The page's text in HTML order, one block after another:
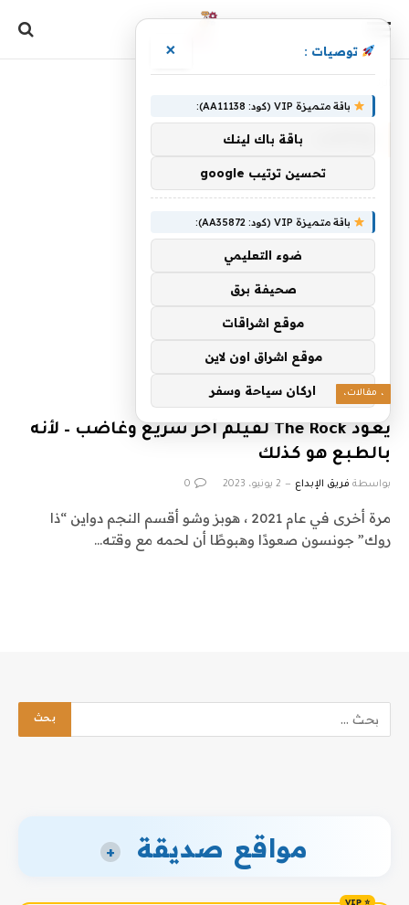
، مقالات،
يعود The Rock لفيلم آخر سريع وغاضب – لأنه
بالطبع هو كذلك
بواسطة فريق الإبداع 2 يونيو، 2023 0
مرة أخرى في عام 2021 ، هوبز وشو أقسم النجم دواين “ذا
روك” جونسون صعودًا وهبوطًا أن لحمه مع وقته…
مواقع صديقة +
توصيات : ×
باقة متميزة VIP (كود: AA11138):
باقة باك لينك
تحسين ترتيب google
باقة متميزة VIP (كود: AA35872):
ضوء التعليمي
صحيفة برق
موقع اشراقات
موقع اشراق اون لاين
اركان سياحة وسفر